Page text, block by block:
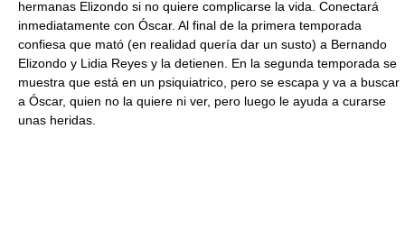
hermanas Elizondo si no quiere complicarse la vida. Conectará
inmediatamente con Óscar. Al final de la primera temporada
confiesa que mató (en realidad quería dar un susto) a Bernando
Elizondo y Lidia Reyes y la detienen. En la segunda temporada se
muestra que está en un psiquiatrico, pero se escapa y va a buscar
a Óscar, quien no la quiere ni ver, pero luego le ayuda a curarse
unas heridas.